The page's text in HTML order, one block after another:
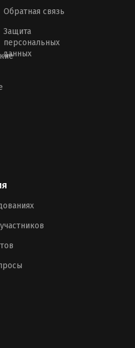
Обратная связь
Защита
персональных
данных